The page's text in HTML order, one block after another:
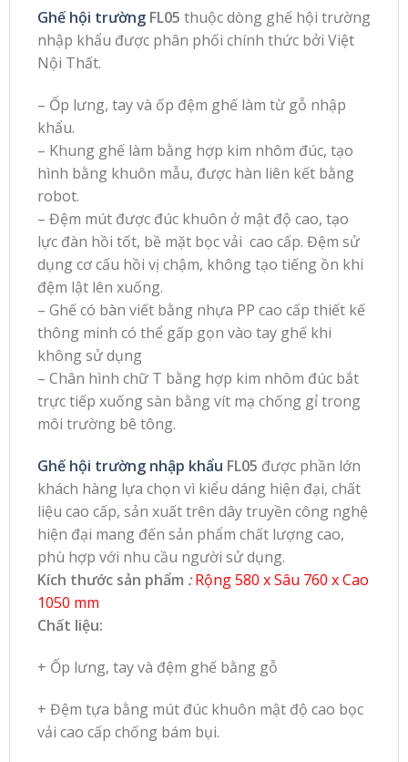
Ghế hội trườngFL05 thuộc dòng ghế hội trường
nhập khẩu được phân phối chính thức bởi Việt
Nội Thất.
– Ốp lưng, tay và ốp đệm ghế làm từ gỗ nhập
khẩu.
– Khung ghế làm bằng hợp kim nhôm đúc, tạo
hình bằng khuôn mẫu, được hàn liên kết bằng
robot.
– Đệm mút được đúc khuôn ở mật độ cao, tạo
lực đàn hồi tốt, bề mặt bọc vải cao cấp. Đệm sử
dụng cơ cấu hồi vị chậm, không tạo tiếng ồn khi
đệm lật lên xuống.
– Ghế có bàn viết bằng nhựa PP cao cấp thiết kế
thông minh có thể gấp gọn vào tay ghế khi
không sử dụng
– Chân hình chữ T bằng hợp kim nhôm đúc bắt
trực tiếp xuống sàn bằng vít mạ chống gỉ trong
môi trường bê tông.
Ghế hội trường nhập khẩu FL05 được phần lớn
khách hàng lựa chọn vì kiểu dáng hiện đại, chất
liệu cao cấp, sản xuất trên dây truyền công nghệ
hiện đại mang đến sản phẩm chất lượng cao,
phù hợp với nhu cầu người sử dụng.
Kích thước sản phẩm :Rộng 580 x Sâu 760 x Cao
1050 mm
Chất liệu:
+ Ốp lưng, tay và đệm ghế bằng gỗ
+ Đệm tựa bằng mút đúc khuôn mật độ cao bọc
vải cao cấp chống bám bụi.